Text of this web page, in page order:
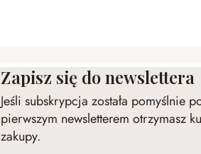
Zapisz się do newslettera
Jeśli subskrypcja została pomyślnie
pierwszym newsletterem otrzymasz
zakupy.